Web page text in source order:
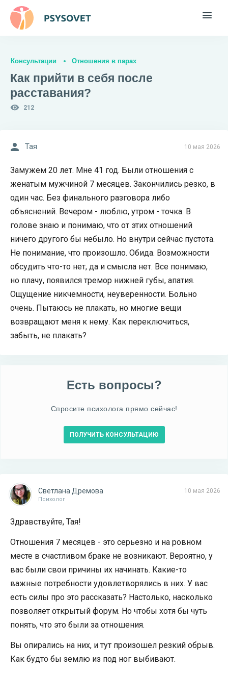
Консультации Отношения в парах
Как прийти в себя после
расставания?
212
10 мая 2026
Тая
Замужем 20 лет. Мне 41 год. Были отношения с
женатым мужчиной 7 месяцев. Закончились резко, в
один час. Без финального разговора либо
объяснений. Вечером - люблю, утром - точка. В
голове знаю и понимаю, что от этих отношений
ничего другого бы небыло. Но внутри сейчас пустота.
Не понимание, что произошло. Обида. Возможности
обсудить что-то нет, да и смысла нет. Все понимаю,
но плачу, появился тремор нижней губы, апатия.
Ощущение никчемности, неуверенности. Больно
очень. Пытаюсь не плакать, но многие вещи
возвращают меня к нему. Как переключиться,
забыть, не плакать?
Есть вопросы?
Спросите психолога прямо сейчас!
ПОЛУЧИТЬ КОНСУЛЬТАЦИЮ
10 мая 2026
Светлана Дремова
Психолог
Здравствуйте, Тая!
Отношения 7 месяцев - это серьезно и на ровном
месте в счастливом браке не возникают. Вероятно, у
вас были свои причины их начинать. Какие-то
важные потребности удовлетворялись в них. У вас
есть силы про это рассказать? Настолько, насколько
позволяет открытый форум. Но чтобы хотя бы чуть
понять, что это были за отношения.
Вы опирались на них, и тут произошел резкий обрыв.
Как будто бы землю из под ног выбивают.